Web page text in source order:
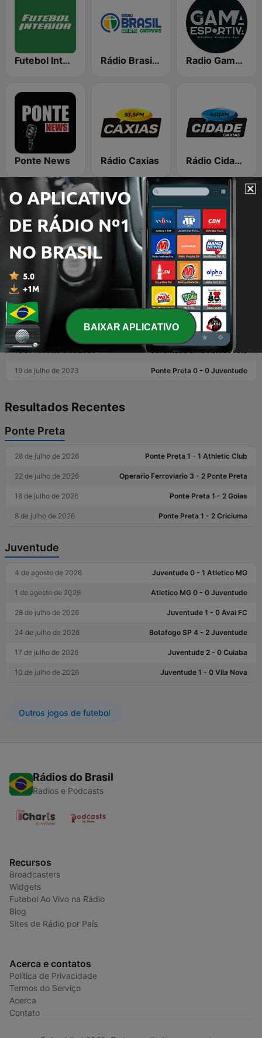
Futebol Interior Rádio Brasil Campinas Radio Gama Esportiva
Ponte News Rádio Caxias Rádio Cidade Caxias
Esporte Serra
Jogos anteriores
14 de junho de 2026 Juventude 3 - 0 Ponte Preta
18 de novembro de 2023 Juventude 0 - 0 Ponte Preta
19 de julho de 2023 Ponte Preta 0 - 0 Juventude
Resultados Recentes
Ponte Preta
28 de julho de 2026 Ponte Preta 1 - 1 Athletic Club
22 de julho de 2026 Operario Ferroviario 3 - 2 Ponte Preta
18 de julho de 2026 Ponte Preta 1 - 2 Goias
8 de julho de 2026 Ponte Preta 1 - 2 Criciuma
Juventude
4 de agosto de 2026 Juventude 0 - 1 Atletico MG
1 de agosto de 2026 Atletico MG 0 - 0 Juventude
28 de julho de 2026 Juventude 1 - 0 Avai FC
24 de julho de 2026 Botafogo SP 4 - 2 Juventude
17 de julho de 2026 Juventude 2 - 0 Cuiaba
10 de julho de 2026 Juventude 1 - 0 Vila Nova
Outros jogos de futebol
Rádios do Brasil
Radios e Podcasts
Recursos
Broadcasters
Widgets
Futebol Ao Vivo na Rádio
Blog
Sites de Rádio por País
Acerca e contatos
Política de Privacidade
Termos do Serviço
Acerca
Contato
BAIXAR APLICATIVO